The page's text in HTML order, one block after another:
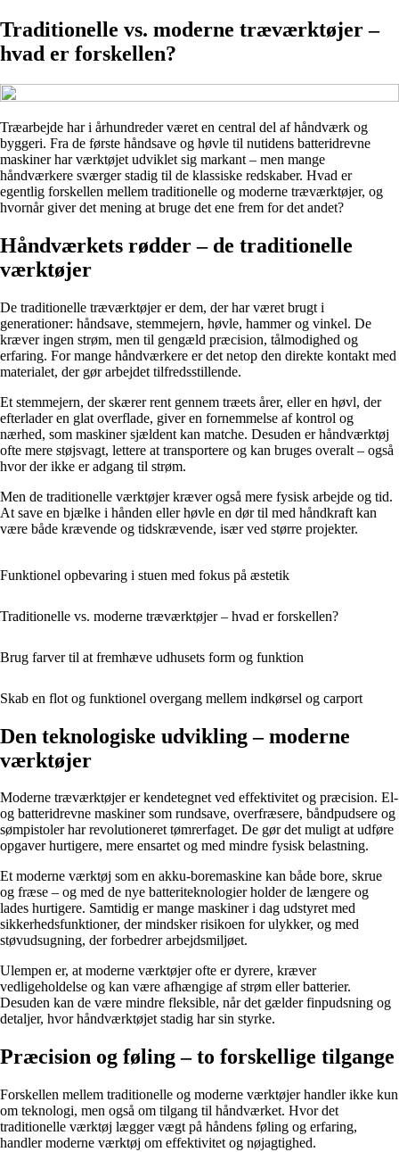
Traditionelle vs. moderne træværktøjer –
hvad er forskellen?
Træarbejde har i århundreder været en central del af håndværk og
byggeri. Fra de første håndsave og høvle til nutidens batteridrevne
maskiner har værktøjet udviklet sig markant – men mange
håndværkere sværger stadig til de klassiske redskaber. Hvad er
egentlig forskellen mellem traditionelle og moderne træværktøjer, og
hvornår giver det mening at bruge det ene frem for det andet?
Håndværkets rødder – de traditionelle
værktøjer
De traditionelle træværktøjer er dem, der har været brugt i
generationer: håndsave, stemmejern, høvle, hammer og vinkel. De
kræver ingen strøm, men til gengæld præcision, tålmodighed og
erfaring. For mange håndværkere er det netop den direkte kontakt med
materialet, der gør arbejdet tilfredsstillende.
Et stemmejern, der skærer rent gennem træets årer, eller en høvl, der
efterlader en glat overflade, giver en fornemmelse af kontrol og
nærhed, som maskiner sjældent kan matche. Desuden er håndværktøj
ofte mere støjsvagt, lettere at transportere og kan bruges overalt – også
hvor der ikke er adgang til strøm.
Men de traditionelle værktøjer kræver også mere fysisk arbejde og tid.
At save en bjælke i hånden eller høvle en dør til med håndkraft kan
være både krævende og tidskrævende, især ved større projekter.
Funktionel opbevaring i stuen med fokus på æstetik
Traditionelle vs. moderne træværktøjer – hvad er forskellen?
Brug farver til at fremhæve udhusets form og funktion
Skab en flot og funktionel overgang mellem indkørsel og carport
Den teknologiske udvikling – moderne
værktøjer
Moderne træværktøjer er kendetegnet ved effektivitet og præcision. El-
og batteridrevne maskiner som rundsave, overfræsere, båndpudsere og
sømpistoler har revolutioneret tømrerfaget. De gør det muligt at udføre
opgaver hurtigere, mere ensartet og med mindre fysisk belastning.
Et moderne værktøj som en akku-boremaskine kan både bore, skrue
og fræse – og med de nye batteriteknologier holder de længere og
lades hurtigere. Samtidig er mange maskiner i dag udstyret med
sikkerhedsfunktioner, der mindsker risikoen for ulykker, og med
støvudsugning, der forbedrer arbejdsmiljøet.
Ulempen er, at moderne værktøjer ofte er dyrere, kræver
vedligeholdelse og kan være afhængige af strøm eller batterier.
Desuden kan de være mindre fleksible, når det gælder finpudsning og
detaljer, hvor håndværktøjet stadig har sin styrke.
Præcision og føling – to forskellige tilgange
Forskellen mellem traditionelle og moderne værktøjer handler ikke kun
om teknologi, men også om tilgang til håndværket. Hvor det
traditionelle værktøj lægger vægt på håndens føling og erfaring,
handler moderne værktøj om effektivitet og nøjagtighed.